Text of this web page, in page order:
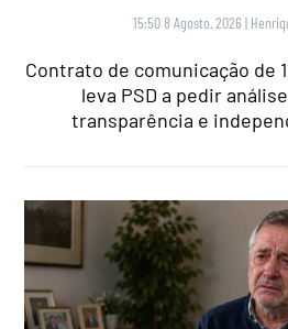
15:50 8 Agosto, 2026 |
Contrato de comunicação de
leva PSD a pedir
transparência e